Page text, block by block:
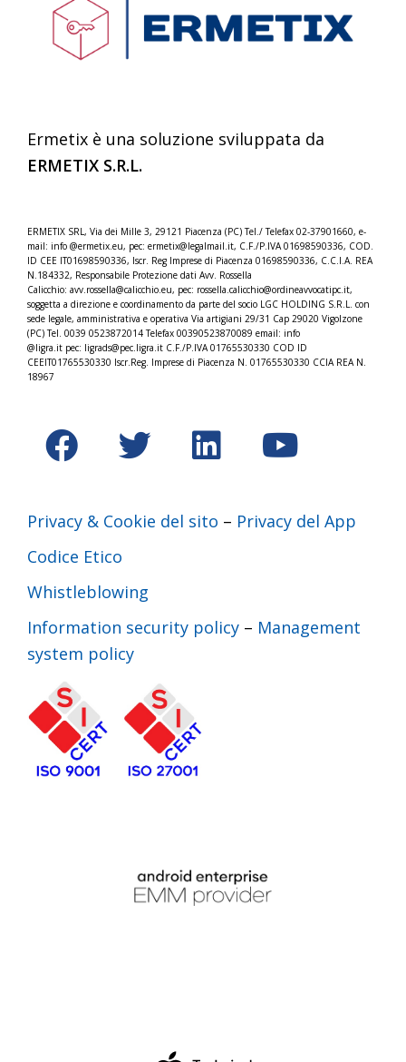
Ermetix è una soluzione sviluppata da
ERMETIX S.R.L.
ERMETIX SRL, Via dei Mille 3, 29121 Piacenza (PC) Tel./Telefax 02-37901660, e-
mail: info @ermetix.eu, pec: ermetix@legalmail.it, C.F./P.IVA 01698590336, COD.
ID CEE IT01698590336, Iscr. Reg Imprese di Piacenza 01698590336, C.C.I.A. REA
N.184332, Responsabile Protezione dati Avv. Rossella
Calicchio: avv.rossella@calicchio.eu, pec: rossella.calicchio@ordineavvocatipc.it,
soggetta a direzione e coordinamento da parte del socio LGC HOLDING S.R.L. con
sede legale, amministrativa e operativa Via artigiani 29/31 Cap 29020 Vigolzone
(PC) Tel. 0039 0523872014 Telefax 00390523870089 email: info
@ligra.it pec: ligrads@pec.ligra.it C.F./P.IVA 01765530330 COD ID
CEEIT01765530330 Iscr.Reg. Imprese di Piacenza N. 01765530330 CCIA REA N.
18967
Privacy & Cookie del sito – Privacy del App
Codice Etico
Whistleblowing
Information security policy – Management
system policy